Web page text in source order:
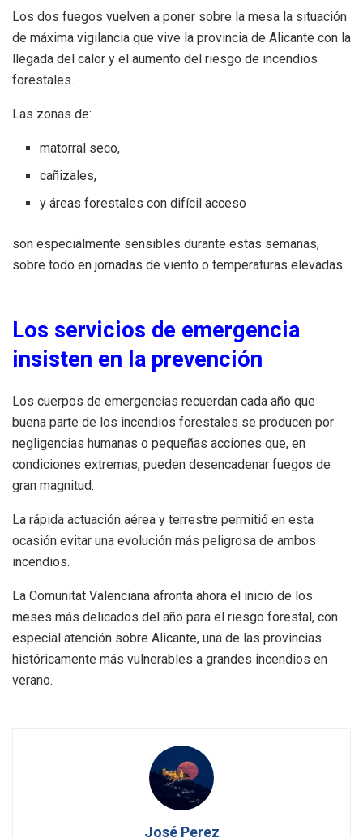
Los dos fuegos vuelven a poner sobre la mesa la situación
de máxima vigilancia que vive la provincia de Alicante con la
llegada del calor y el aumento del riesgo de incendios
forestales.
Las zonas de:
matorral seco,
cañizales,
y áreas forestales con difícil acceso
son especialmente sensibles durante estas semanas,
sobre todo en jornadas de viento o temperaturas elevadas.
Los servicios de emergencia
insisten en la prevención
Los cuerpos de emergencias recuerdan cada año que
buena parte de los incendios forestales se producen por
negligencias humanas o pequeñas acciones que, en
condiciones extremas, pueden desencadenar fuegos de
gran magnitud.
La rápida actuación aérea y terrestre permitió en esta
ocasión evitar una evolución más peligrosa de ambos
incendios.
La Comunitat Valenciana afronta ahora el inicio de los
meses más delicados del año para el riesgo forestal, con
especial atención sobre Alicante, una de las provincias
históricamente más vulnerables a grandes incendios en
verano.
José Perez